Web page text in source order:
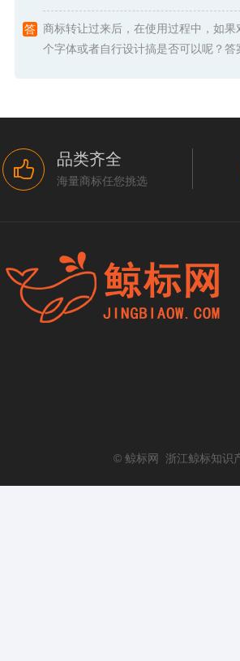
商标转让过来后，在使用过程中，如
个字体或者自行设计搞是否可以呢？
品类齐全
海量商标任您挑选
© 鲸标网 浙江鲸标知